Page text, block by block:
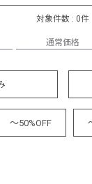
対象件数 : 0件
通常価格
～50%OFF